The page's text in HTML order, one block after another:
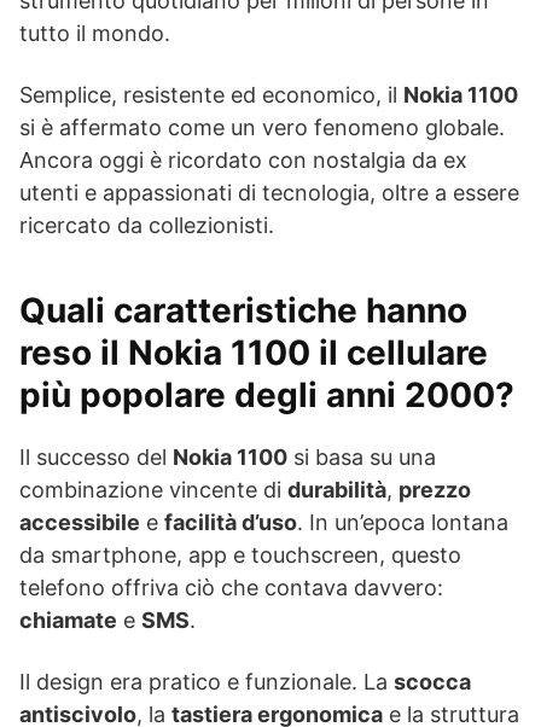
tutto il mondo.
Semplice, resistente ed economico, il Nokia 1100
si è affermato come un vero fenomeno globale.
Ancora oggi è ricordato con nostalgia da ex
utenti e appassionati di tecnologia, oltre a essere
ricercato da collezionisti.
Quali caratteristiche hanno
reso il Nokia 1100 il cellulare
più popolare degli anni 2000?
Il successo del Nokia 1100 si basa su una
combinazione vincente di durabilità, prezzo
accessibile e facilità d’uso. In un’epoca lontana
da smartphone, app e touchscreen, questo
telefono offriva ciò che contava davvero:
chiamate e SMS.
Il design era pratico e funzionale. La scocca
antiscivolo, la tastiera ergonomica e la struttura